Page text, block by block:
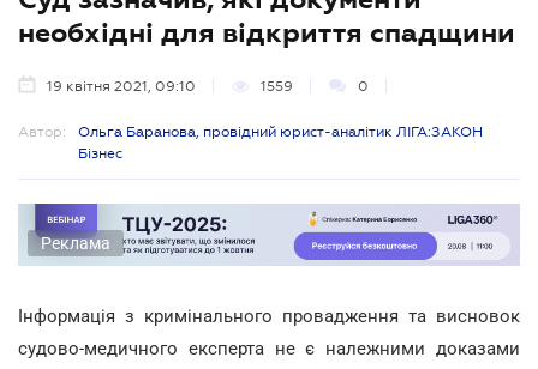
необхідні для відкриття спадщини
19 квітня 2021, 09:10 1559 0
Автор:
Ольга Баранова, провідний юрист-аналітик ЛІГА:ЗАКОН
Бізнес
Реклама
Інформація з кримінального провадження та висновок
судово-медичного експерта не є належними доказами